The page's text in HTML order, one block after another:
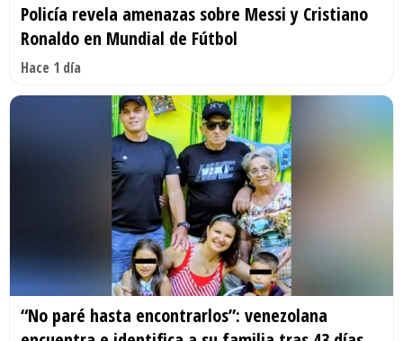
Policía revela amenazas sobre Messi y Cristiano
Ronaldo en Mundial de Fútbol
Hace 1 día
“No paré hasta encontrarlos”: venezolana